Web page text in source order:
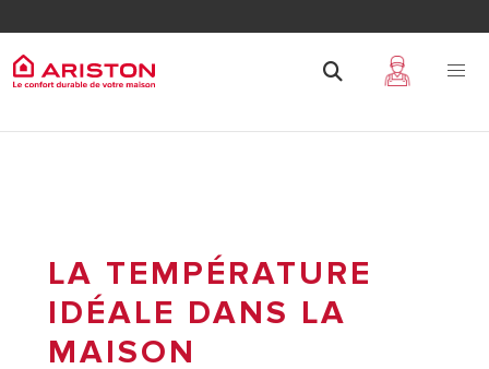
LA TEMPÉRATURE
IDÉALE DANS LA
MAISON